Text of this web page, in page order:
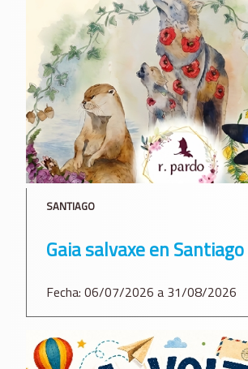
SANTIAGO
Gaia salvaxe en Santiago
Fecha: 06/07/2026 a 31/08/2026